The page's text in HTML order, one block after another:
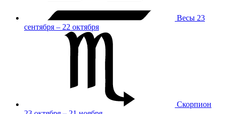
Весы 23
сентября – 22 октября
Скорпион